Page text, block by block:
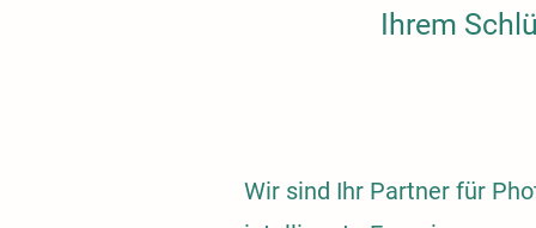
Ihrem
Wir sind Ihr Partner für